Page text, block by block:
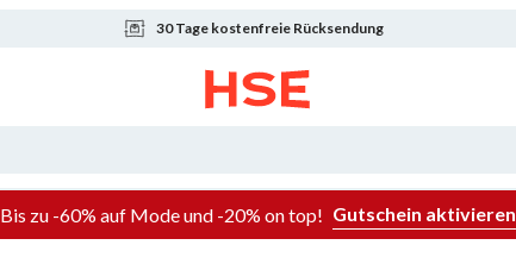
30 Tage kostenfreie Rücksendung
Bis zu -60% auf Mode und -20% on top! Gutschein aktivieren